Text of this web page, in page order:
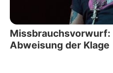
Missbrauchsvorwurf:
Abweisung der Klage